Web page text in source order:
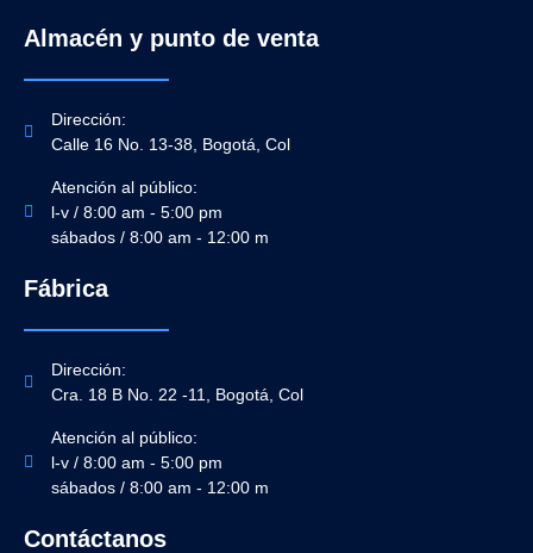
Almacén y punto de venta
Dirección:
Calle 16 No. 13-38, Bogotá, Col
Atención al público:
l-v / 8:00 am - 5:00 pm
sábados / 8:00 am - 12:00 m
Fábrica
Dirección:
Cra. 18 B No. 22 -11, Bogotá, Col
Atención al público:
l-v / 8:00 am - 5:00 pm
sábados / 8:00 am - 12:00 m
Contáctanos